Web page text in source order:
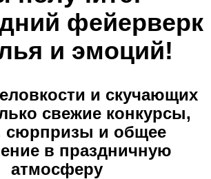
фейерверк
и эмоций!
и скучающих
свежие конкурсы,
сюрпризы и общее
в праздничную
атмосферу
что даже Дед Мороз
пройти все испытания